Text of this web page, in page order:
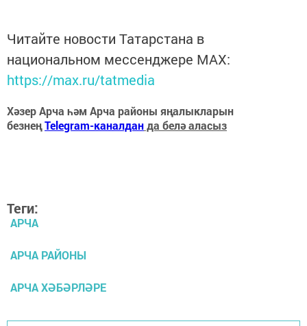
Читайте новости Татарстана в
национальном мессенджере MАХ:
https://max.ru/tatmedia
Хәзер Арча һәм Арча районы яңалыкларын
безнеңTelegram-каналданда белә аласыз
Теги:
АРЧА
АРЧА РАЙОНЫ
АРЧА ХӘБӘРЛӘРЕ